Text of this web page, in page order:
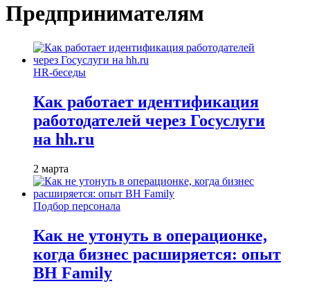
Предпринимателям
HR-беседы
Как работает идентификация
работодателей через Госуслуги
на hh.ru
2 марта
Подбор персонала
Как не утонуть в операционке,
когда бизнес расширяется: опыт
BH Family